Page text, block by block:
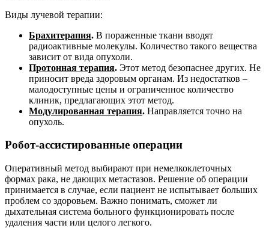
Виды лучевой терапии:
Брахитерапия. В пораженные ткани вводят
радиоактивные молекулы. Количество такого вещества
зависит от вида опухоли.
Протонная терапия. Этот метод безопаснее других. Не
приносит вреда здоровым органам. Из недостатков –
малодоступные цены и ограниченное количество
клиник, предлагающих этот метод.
Модулированная терапия. Направляется точно на
опухоль.
Робот-ассистированные операции
Оперативный метод выбирают при немелкоклеточных
формах рака, не дающих метастазов. Решение об операции
принимается в случае, если пациент не испытывает больших
проблем со здоровьем. Важно понимать, сможет ли
дыхательная система больного функционировать после
удаления части или целого легкого.